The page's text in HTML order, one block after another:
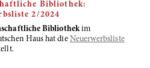
Bibliothek:
2/2024
Bibliothekim
Haus hat die Neuerwerbsliste